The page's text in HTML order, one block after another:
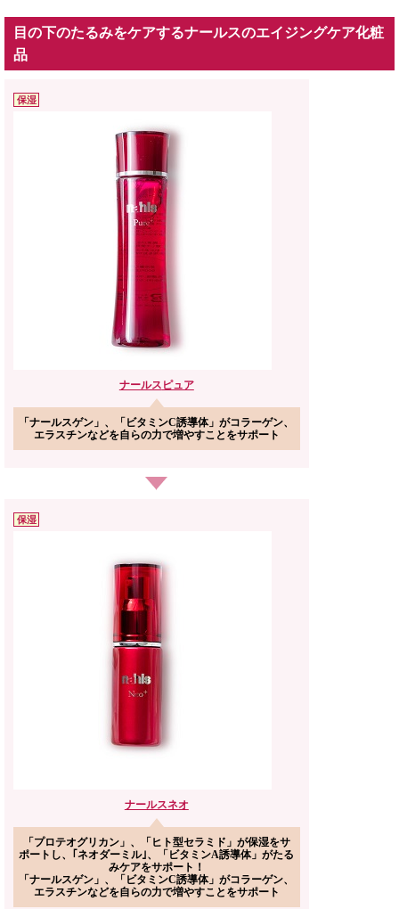
目の下のたるみをケアするナールスのエイジングケア化粧
品
保湿
ナールス ピュア
「ナールスゲン」、「ビタミンC誘導体」がコラーゲン、
エラスチンなどを自らの力で増やすことをサポート
保湿
ナールスネオ
「プロテオグリカン」、「ヒト型セラミド」が保湿をサ
ポートし、｢ネオダーミル｣、「ビタミンA誘導体」がたる
みケアをサポート！
「ナールスゲン」、「ビタミンC誘導体」がコラーゲン、
エラスチンなどを自らの力で増やすことをサポート